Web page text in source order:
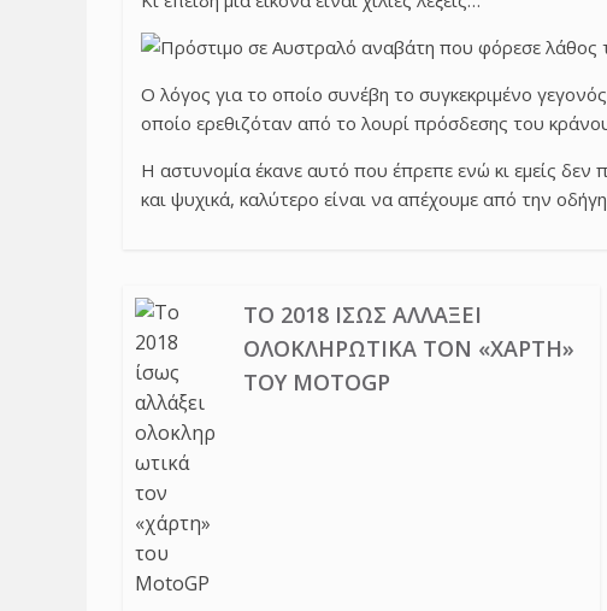
Ο λόγος για το οποίο συνέβη το συγκεκριμένο
οποίο ερεθιζόταν από το λουρί πρόσδεσης του
Η αστυνομία έκανε αυτό που έπρεπε ενώ κι εμείς δεν
και ψυχικά, καλύτερο είναι να απέχουμε από την
ΤΟ 2018 ΊΣΩΣ ΑΛΛΆΞΕΙ
ΟΛΟΚΛΗΡΩΤΙΚΆ ΤΟΝ «ΧΆΡΤΗ»
ΤΟΥ MOTOGP